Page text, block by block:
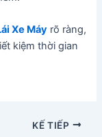
Xe Máy rõ ràng,
kiệm thời gian
KẾ TIẾP